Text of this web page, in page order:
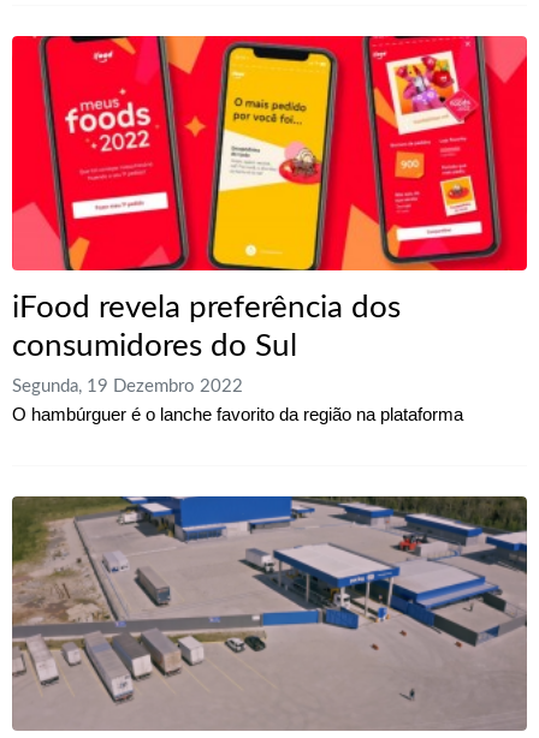
iFood revela preferência dos
consumidores do Sul
Segunda, 19 Dezembro 2022
O hambúrguer é o lanche favorito da região na plataforma